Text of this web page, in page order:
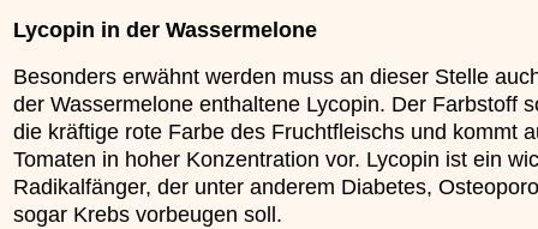
Lycopin in der Wassermelone
Besonders erwähnt werden muss an dieser Stelle
der Wassermelone enthaltene Lycopin. Der Farbstoff
die kräftige rote Farbe des Fruchtfleischs und kommt
Tomaten in hoher Konzentration vor. Lycopin ist ein
Radikalfänger, der unter anderem Diabetes,
sogar Krebs vorbeugen soll.